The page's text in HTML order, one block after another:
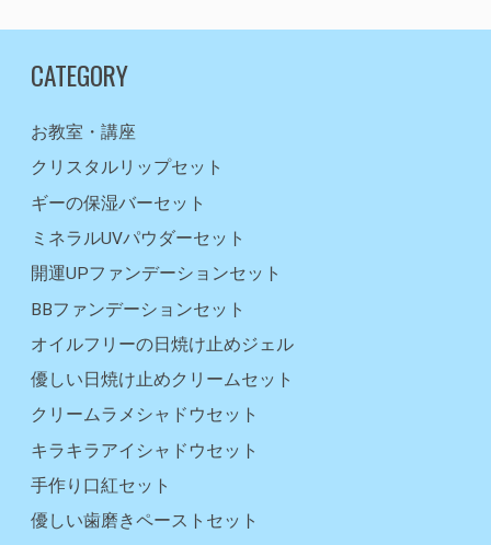
CATEGORY
お教室・講座
クリスタルリップセット
ギーの保湿バーセット
ミネラルUVパウダーセット
開運UPファンデーションセット
BBファンデーションセット
オイルフリーの日焼け止めジェル
優しい日焼け止めクリームセット
クリームラメシャドウセット
キラキラアイシャドウセット
手作り口紅セット
優しい歯磨きペーストセット